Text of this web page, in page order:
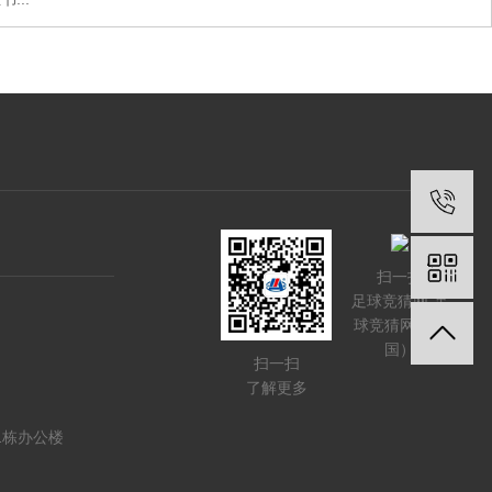
办公楼
扫一扫
了解更多
扫一扫
足球竞猜网-足
球竞猜网（中
国）